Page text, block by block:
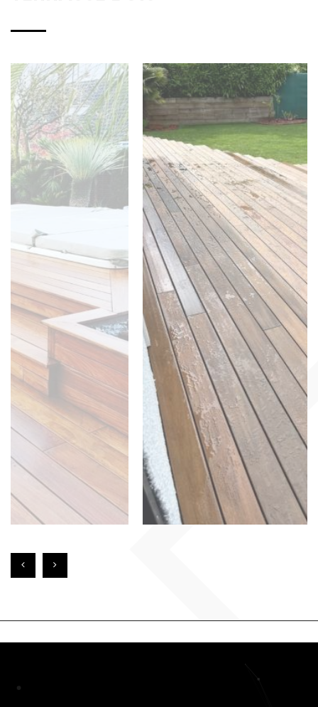
EXPERT EN TERRASSE EN
BOIS COMPOSITE EN
SEINE-ET-MARNE
WOODPECKER VOTRE
SPÉCIALISTE
EN SAVOIR PLUS